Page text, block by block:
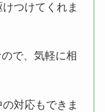
つけてくれま
で、気軽に相
対応もできま